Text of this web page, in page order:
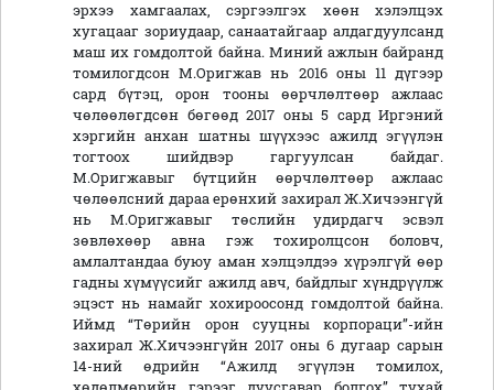
эрхээ хамгаалах, сэргээлгэх хөөн хэлэлцэх
хугацааг зориудаар, санаатайгаар алдагдуулсанд
маш их гомдолтой байна. Миний ажлын байранд
томилогдсон М.Оригжав нь 2016 оны 11 дүгээр
сард бүтэц, орон тооны өөрчлөлтөөр ажлаас
чөлөөлөгдсөн бөгөөд 2017 оны 5 сард Иргэний
хэргийн анхан шатны шүүхээс ажилд эгүүлэн
тогтоох шийдвэр гаргуулсан байдаг.
М.Оригжавыг бүтцийн өөрчлөлтөөр ажлаас
чөлөөлсний дараа ерөнхий захирал Ж.Хичээнгүй
нь М.Оригжавыг төслийн удирдагч эсвэл
зөвлөхөөр авна гэж тохиролцсон боловч,
амлалтандаа буюу аман хэлцэлдээ хүрэлгүй өөр
гадны хүмүүсийг ажилд авч, байдлыг хүндрүүлж
эцэст нь намайг хохироосонд гомдолтой байна.
Иймд “Төрийн орон сууцны корпораци”-ийн
захирал Ж.Хичээнгүйн 2017 оны 6 дугаар сарын
14-ний өдрийн “Ажилд эгүүлэн томилох,